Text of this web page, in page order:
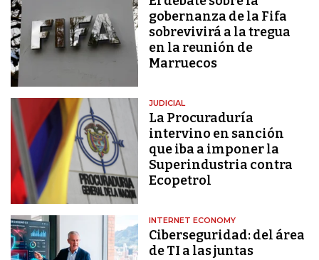
gobernanza de la Fifa
sobrevivirá a la tregua
en la reunión de
Marruecos
JUDICIAL
La Procuraduría
intervino en sanción
que iba a imponer la
Superindustria contra
Ecopetrol
INTERNET ECONOMY
Ciberseguridad: del área
de TI a las juntas